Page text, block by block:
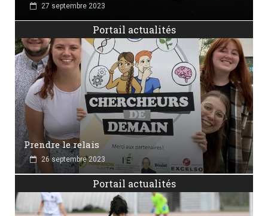
27 septembre 2023
Portail actualités
Prendre le relais
26 septembre 2023
Portail actualités